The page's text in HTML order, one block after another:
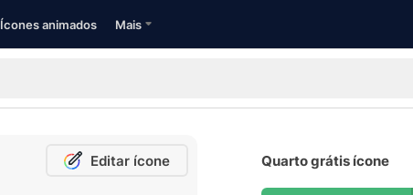
Ícones animados Mais
Editar ícone Quarto grátis ícone